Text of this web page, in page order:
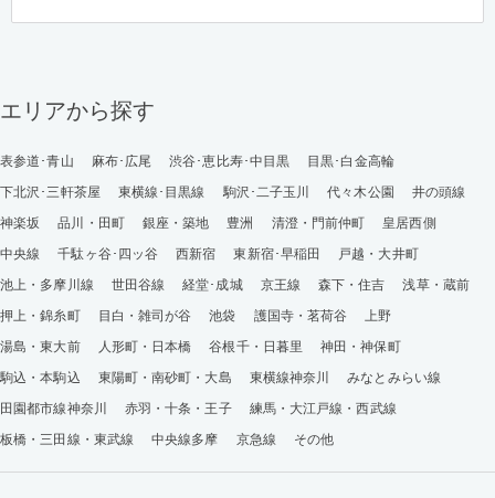
エリアから探す
表参道･青山 麻布･広尾 渋谷･恵比寿･中目黒
目黒･白金高輪
下北沢･三軒茶屋
東横線･目黒線 駒沢･二子玉川 代々木公園
井の頭線
神楽坂
品川・田町 銀座・築地 豊洲 清澄・門前仲町
皇居西側
中央線
千駄ヶ谷･四ッ谷 西新宿 東新宿･早稲田
戸越・大井町
池上・多摩川線
世田谷線 経堂･成城 京王線 森下・住吉
浅草・蔵前
押上・錦糸町
目白・雑司が谷 池袋 護国寺・茗荷谷
上野
湯島・東大前
人形町・日本橋 谷根千・日暮里
神田・神保町
駒込・本駒込
東陽町・南砂町・大島 東横線神奈川
みなとみらい線
田園都市線神奈川
赤羽・十条・王子
練馬・大江戸線・西武線
板橋・三田線・東武線
中央線多摩 京急線 その他